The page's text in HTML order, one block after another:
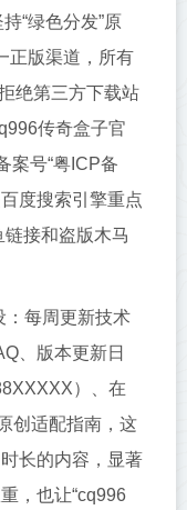
“绿色分发”原
正版渠道，所有
绝第三方下载站
传奇盒子官
案号“粤ICP备
度搜索引擎重点
接和盗版木马
：每周更新技术
、版本更新日
）、在
创适配指南，这
长的内容，显著
，也让“cq996